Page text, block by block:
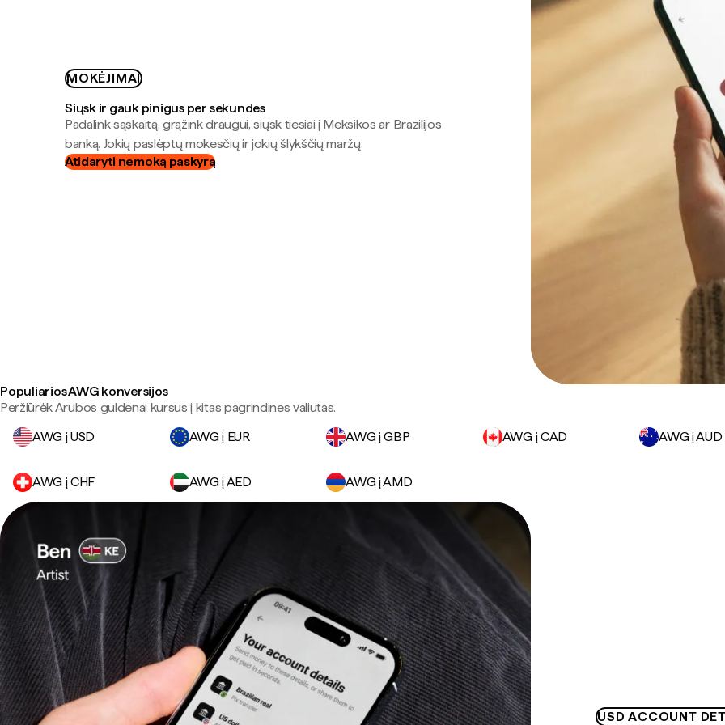
MOKĖJIMAI
Siųsk ir gauk pinigus per sekundes
Padalink sąskaitą, grąžink draugui, siųsk tiesiai į Meksikos ar Brazilijos
banką. Jokių paslėptų mokesčių ir jokių šlykščių maržų.
Atidaryti nemoką paskyrą
Populiarios AWG konversijos
Peržiūrėk Arubos guldenai kursus į kitas pagrindines valiutas.
AWG į USD
AWG į EUR AWG į GBP AWG į CAD AWG į AUD
AWG į CHF AWG į AED AWG į AMD
USD ACCOUNT